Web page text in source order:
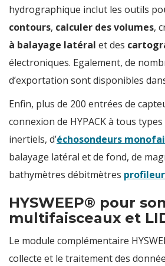
hydrographique inclut les outils
contours, calculer des volumes,
à balayage latéral et des
électroniques. Egalement, de
d’exportation sont disponibles
Enfin, plus de 200 entrées de
connexion de HYPACK à tous types
inertiels, d’échosondeurs
balayage latéral et de fond, de
bathymètres débitmètres
HYSWEEP® pour
multifaisceaux et
Le module complémentaire
collecte et le traitement des